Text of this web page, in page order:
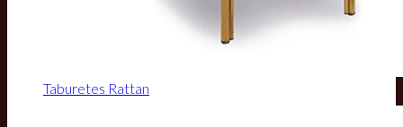
Taburetes Rattan